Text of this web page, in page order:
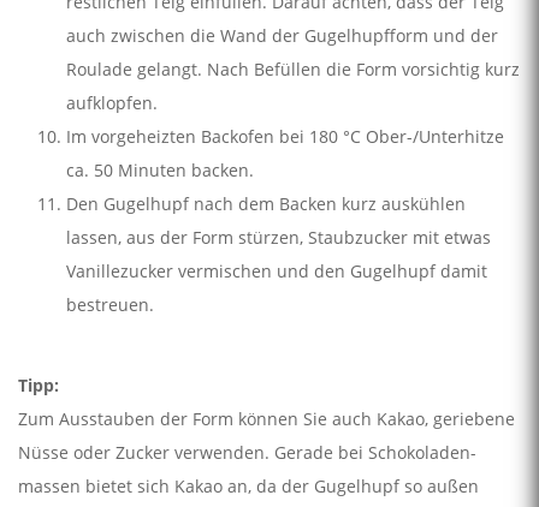
auch zwischen die Wand der Gugelhupfform und der
Roulade gelangt. Nach Befüllen die Form vorsichtig kurz
aufklopfen.
Im vorgeheizten Backofen bei 180 °C Ober-/Unterhitze
ca. 50 Minuten backen.
Den Gugelhupf nach dem Backen kurz auskühlen
lassen, aus der Form stürzen, Staubzucker mit etwas
Vanillezucker vermischen und den Gugelhupf damit
bestreuen.
Tipp:
Zum Ausstauben der Form können Sie auch Kakao, geriebene
Nüsse oder Zucker verwenden. Gerade bei Schokoladen-
massen bietet sich Kakao an, da der Gugelhupf so außen